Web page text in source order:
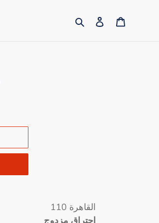
SearchLog in
110 القاهرة
احتراق مزدوج